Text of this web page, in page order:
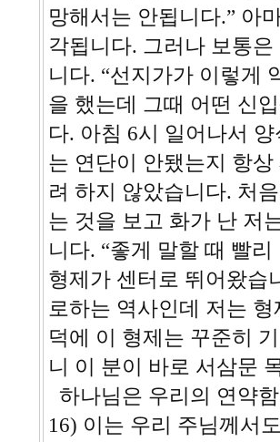
망해서는 안됩니다.” 아
각됩니다. 그러나 보통
니다. “선지가가 이렇게
을 했는데 그때 어떤 신
다. 아침 6시 일어나서
는 연단이 안됐는지 항
려 하지 않았습니다. 처
는 것을 보고 화가 난 저
니다. “좋게 말할 때 빨
형제가 센터로 뛰어왔습
로하는 역사인데 저는
덕에 이 형제는 꾸준히
니 이 분이 바로 서삼문
하나님은 우리의 연약
16) 이는 우리 주님께서